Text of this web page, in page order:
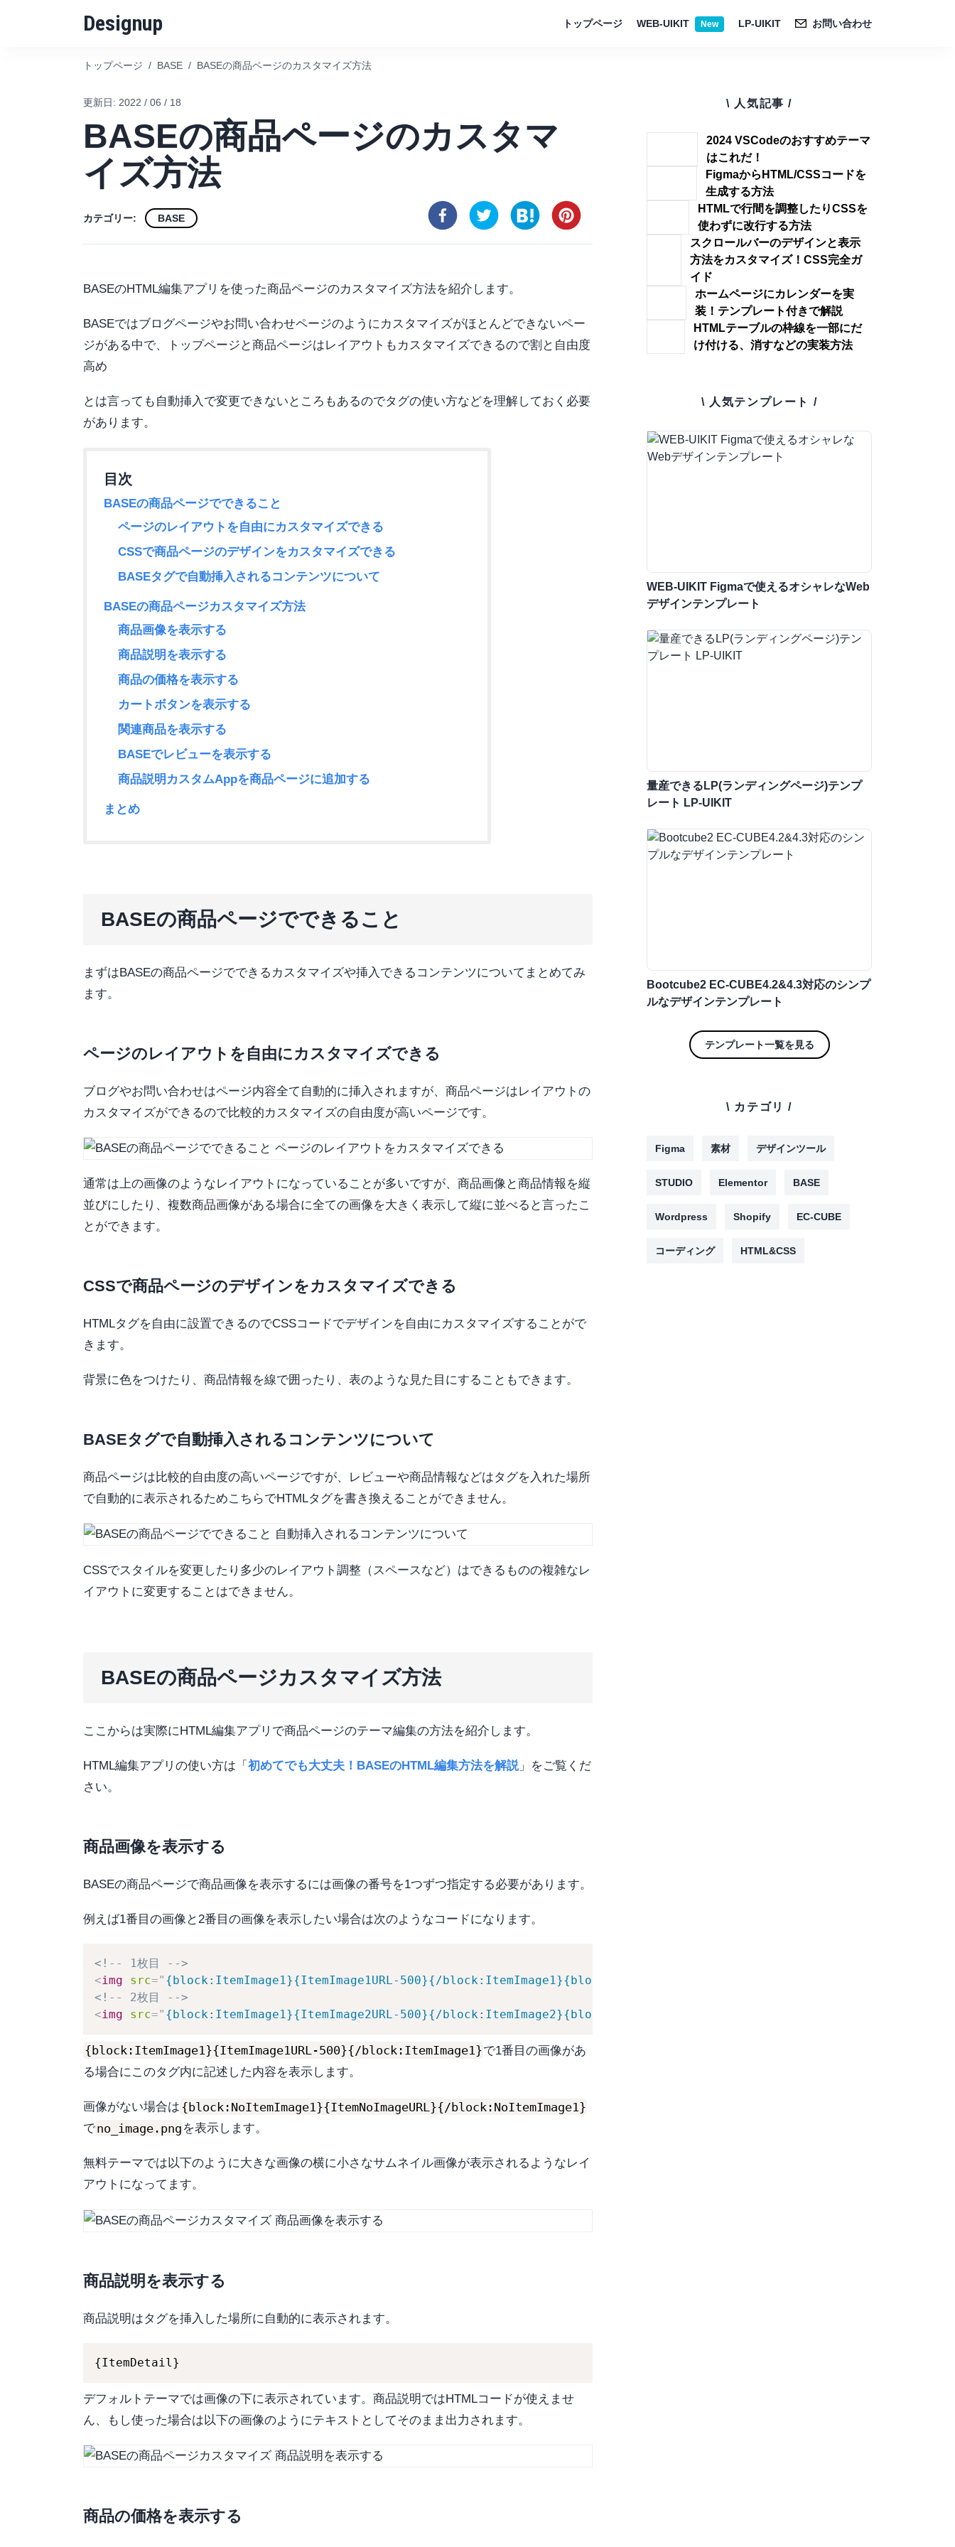
Designup トップページ WEB-UIKIT New LP-UIKIT お問い合わせ
トップページ / BASE / BASEの商品ページのカスタマイズ方法
更新日: 2022 / 06 / 18
BASEの商品ページのカスタマ
イズ方法
カテゴリー: BASE
BASEのHTML編集アプリを使った商品ページのカスタマイズ方法を紹介します。
BASEではブログページやお問い合わせページのようにカスタマイズがほとんどできないペー
ジがある中で、トップページと商品ページはレイアウトもカスタマイズできるので割と自由度
高め
とは言っても自動挿入で変更できないところもあるのでタグの使い方などを理解しておく必要
があります。
BASEの商品ページでできること
ページのレイアウトを自由にカスタマイズできる
CSSで商品ページのデザインをカスタマイズできる
BASEタグで自動挿入されるコンテンツについて
BASEの商品ページカスタマイズ方法
商品画像を表示する
商品説明を表示する
商品の価格を表示する
カートボタンを表示する
関連商品を表示する
BASEでレビューを表示する
商品説明カスタムAppを商品ページに追加する
まとめ
BASEの商品ページでできること
まずはBASEの商品ページでできるカスタマイズや挿入できるコンテンツについてまとめてみ
ます。
ページのレイアウトを自由にカスタマイズできる
ブログやお問い合わせはページ内容全て自動的に挿入されますが、商品ページはレイアウトの
カスタマイズができるので比較的カスタマイズの自由度が高いページです。
通常は上の画像のようなレイアウトになっていることが多いですが、商品画像と商品情報を縦
並びにしたり、複数商品画像がある場合に全ての画像を大きく表示して縦に並べると言ったこ
とができます。
CSSで商品ページのデザインをカスタマイズできる
HTMLタグを自由に設置できるのでCSSコードでデザインを自由にカスタマイズすることがで
きます。
背景に色をつけたり、商品情報を線で囲ったり、表のような見た目にすることもできます。
BASEタグで自動挿入されるコンテンツについて
商品ページは比較的自由度の高いページですが、レビューや商品情報などはタグを入れた場所
で自動的に表示されるためこちらでHTMLタグを書き換えることができません。
CSSでスタイルを変更したり多少のレイアウト調整（スペースなど）はできるものの複雑なレ
イアウトに変更することはできません。
BASEの商品ページカスタマイズ方法
ここからは実際にHTML編集アプリで商品ページのテーマ編集の方法を紹介します。
HTML編集アプリの使い方は「 初めてでも大丈夫！BASEのHTML編集方法を解説」をご覧くだ
さい。
商品画像を表示する
BASEの商品ページで商品画像を表示するには画像の番号を1つずつ指定する必要があります。
例えば1番目の画像と2番目の画像を表示したい場合は次のようなコードになります。
<!-- 1枚目 -->
<img src=" {block:ItemImage1}{ItemImage1URL-500}{/block:ItemImage1}{block:NoItemImage1}{ItemNoImageURL}{/
<!-- 2枚目 -->
<img src=" {block:ItemImage1}{ItemImage2URL-500}{/block:ItemImage2}{block:NoItemImage2}{ItemNoImageURL}{/
{block:ItemImage1}{ItemImage1URL-500}{/block:ItemImage1}で1番目の画像があ
る場合にこのタグ内に記述した内容を表示します。
画像がない場合は {block:NoItemImage1}{ItemNoImageURL}{/block:NoItemImage1}
でno_image.png を表示します。
無料テーマでは以下のように大きな画像の横に小さなサムネイル画像が表示されるようなレイ
アウトになってます。
商品説明を表示する
商品説明はタグを挿入した場所に自動的に表示されます。
{ItemDetail}
デフォルトテーマでは画像の下に表示されています。商品説明ではHTMLコードが使えませ
ん、もし使った場合は以下の画像のようにテキストとしてそのまま出力されます。
商品の価格を表示する
\ 人気記事 /
2024 VSCodeのおすすめテーマ
はこれだ！
FigmaからHTML/CSSコードを
生成する方法
HTMLで行間を調整したりCSSを
使わずに改行する方法
スクロールバーのデザインと表示
方法をカスタマイズ！CSS完全ガ
イド
ホームページにカレンダーを実
装！テンプレート付きで解説
HTMLテーブルの枠線を一部にだ
け付ける、消すなどの実装方法
\ 人気テンプレート /
WEB-UIKIT Figmaで使えるオシャレなWeb
デザインテンプレート
量産できるLP(ランディングページ)テンプ
レート LP-UIKIT
Bootcube2 EC-CUBE4.2&4.3対応のシンプ
ルなデザインテンプレート
テンプレート一覧を見る
\ カテゴリ /
Figma 素材 デザインツール
STUDIO Elementor BASE
Wordpress Shopify EC-CUBE
コーディング HTML&CSS